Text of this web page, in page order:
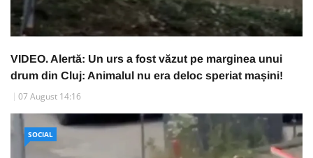
VIDEO. Alertă: Un urs a fost văzut pe marginea unui
drum din Cluj: Animalul nu era deloc speriat mașini!
07 August 14:16
SOCIAL